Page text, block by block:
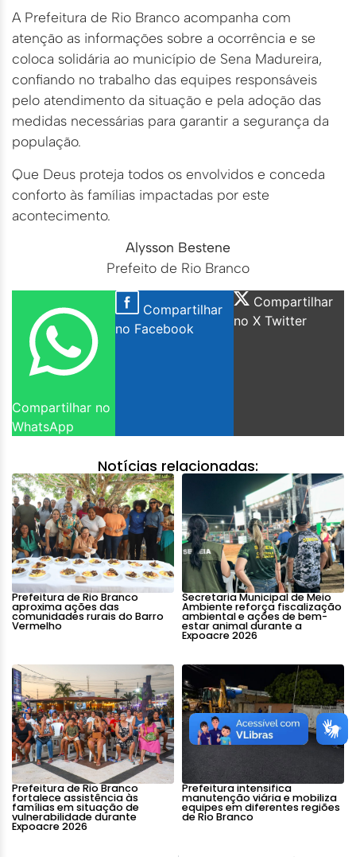
A Prefeitura de Rio Branco acompanha com
atenção as informações sobre a ocorrência e se
coloca solidária ao município de Sena Madureira,
confiando no trabalho das equipes responsáveis
pelo atendimento da situação e pela adoção das
medidas necessárias para garantir a segurança da
população.
Que Deus proteja todos os envolvidos e conceda
conforto às famílias impactadas por este
acontecimento.
Alysson Bestene
Prefeito de Rio Branco
Compartilhar no
WhatsApp
Compartilhar
no Facebook
Compartilhar
no X Twitter
Notícias relacionadas:
Prefeitura de Rio Branco
aproxima ações das
comunidades rurais do Barro
Vermelho
Secretaria Municipal de Meio
Ambiente reforça fiscalização
ambiental e ações de bem-
estar animal durante a
Expoacre 2026
Prefeitura de Rio Branco
fortalece assistência às
famílias em situação de
vulnerabilidade durante
Expoacre 2026
Prefeitura intensifica
manutenção viária e mobiliza
equipes em diferentes regiões
de Rio Branco